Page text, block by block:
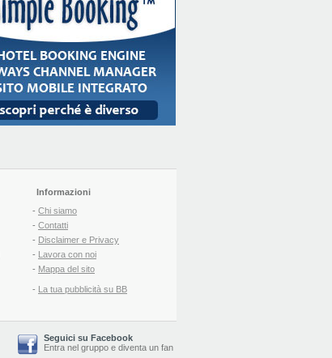
Informazioni
- Chi siamo
- Contatti
- Disclaimer e Privacy
- Lavora con noi
- Mappa del sito
- La tua pubblicità su BB
Seguici su Facebook
Entra nel gruppo e diventa un fan